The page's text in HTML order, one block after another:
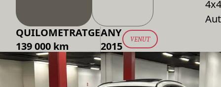
4x4
QUILOMETRATGE
139 000 km
ANY
2015
VENUT